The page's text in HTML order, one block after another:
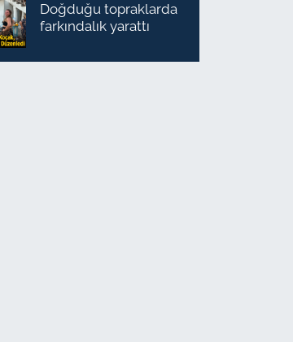
Doğduğu topraklarda
farkındalık yarattı